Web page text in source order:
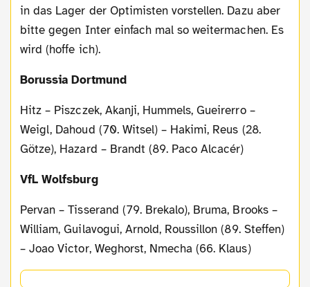
in das Lager der Optimisten vorstellen. Dazu aber
bitte gegen Inter einfach mal so weitermachen. Es
wird (hoffe ich).
Borussia Dortmund
Hitz – Piszczek, Akanji, Hummels, Gueirerro –
Weigl, Dahoud (70. Witsel) – Hakimi, Reus (28.
Götze), Hazard – Brandt (89. Paco Alcacér)
VfL Wolfsburg
Pervan – Tisserand (79. Brekalo), Bruma, Brooks –
William, Guilavogui, Arnold, Roussillon (89. Steffen)
– Joao Victor, Weghorst, Nmecha (66. Klaus)